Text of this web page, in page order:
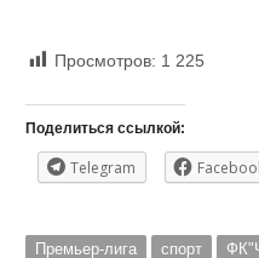
Просмотров: 1 225
Поделиться ссылкой:
Telegram
Премьер-лига спорт